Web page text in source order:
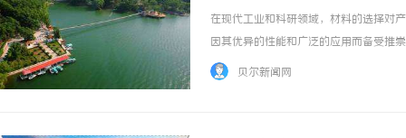
在现代工业和科研领域，材料的选择
因其优异的性能和广泛的应用而备受推
的应用，为您提供全面而详实的资料
贝尔新闻网